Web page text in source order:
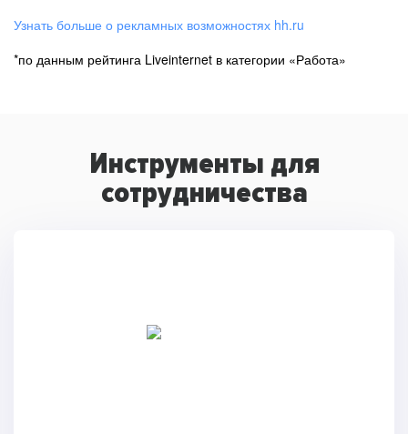
Узнать больше о рекламных возможностях hh.ru
*по данным рейтинга Liveinternet в категории «Работа»
Инструменты для
сотрудничества